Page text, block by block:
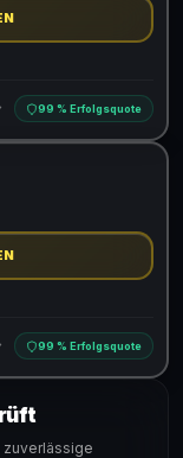
99 % Erfolgsquote
99 % Erfolgsquote